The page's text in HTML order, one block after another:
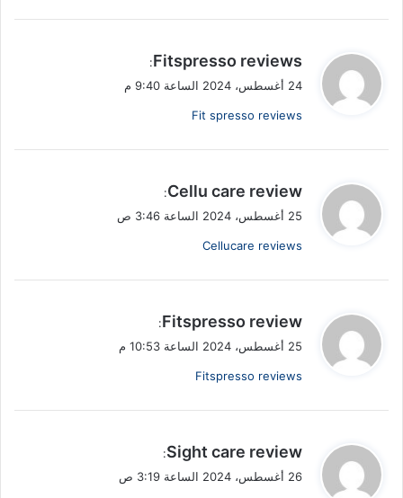
ي
ق
ل
Fitspresso reviews
:
24 أغسطس، 2024 الساعة 9:40 م
Fit spresso reviews
ي
ق
ل
Cellu care review
:
25 أغسطس، 2024 الساعة 3:46 ص
Cellucare reviews
ي
ق
ل
Fitspresso review
:
25 أغسطس، 2024 الساعة 10:53 م
Fitspresso reviews
ي
ق
Sight care review
:
26 أغسطس، 2024 الساعة 3:19 ص